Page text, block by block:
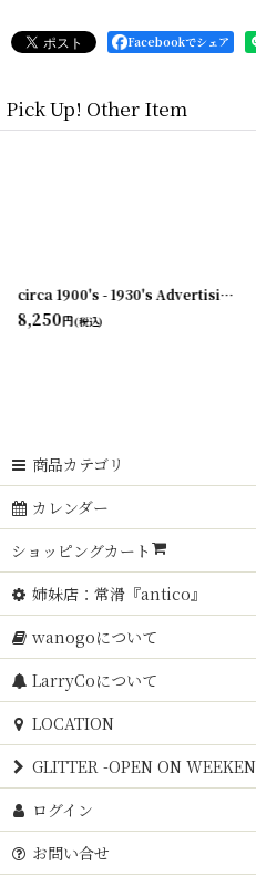
Facebookでシェア
Pick Up! Other Item
[231003-04] [
circa 1900's - 1930's Advertising Clip COAL AND COKE...
8,250円(税込)
商品カテゴリ
カレンダー
ショッピングカート
姉妹店：常滑『antico』
wanogoについて
LarryCoについて
LOCATION
GLITTER -OPEN ON
ログイン
お問い合せ